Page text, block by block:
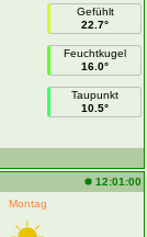
Gefühlt
22.7°
Feuchtkugel
16.0°
Taupunkt
10.5°
12:01:00
Montag